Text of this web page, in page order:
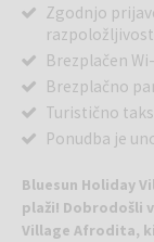
Zgodnjo
Brezplačen
Brezplačno
Turistično
Ponudba je
Bluesun Holiday
plaži! Dobrodošli
Village Afrodita,